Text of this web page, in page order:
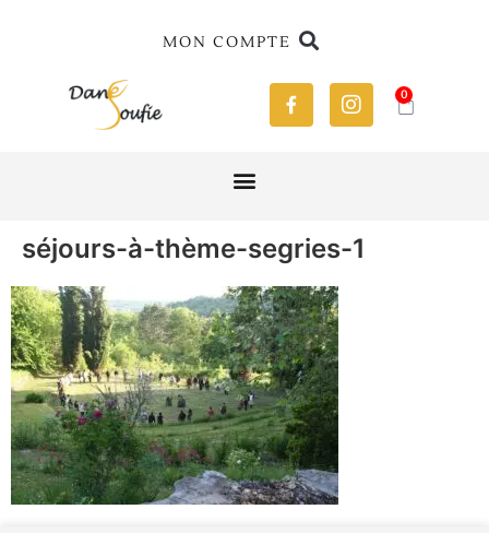
MON COMPTE
0
séjours-à-thème-segries-1